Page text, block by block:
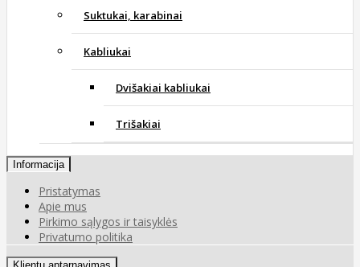
Suktukai, karabinai
Kabliukai
Dvišakiai kabliukai
Trišakiai
Informacija
Pristatymas
Apie mus
Pirkimo sąlygos ir taisyklės
Privatumo politika